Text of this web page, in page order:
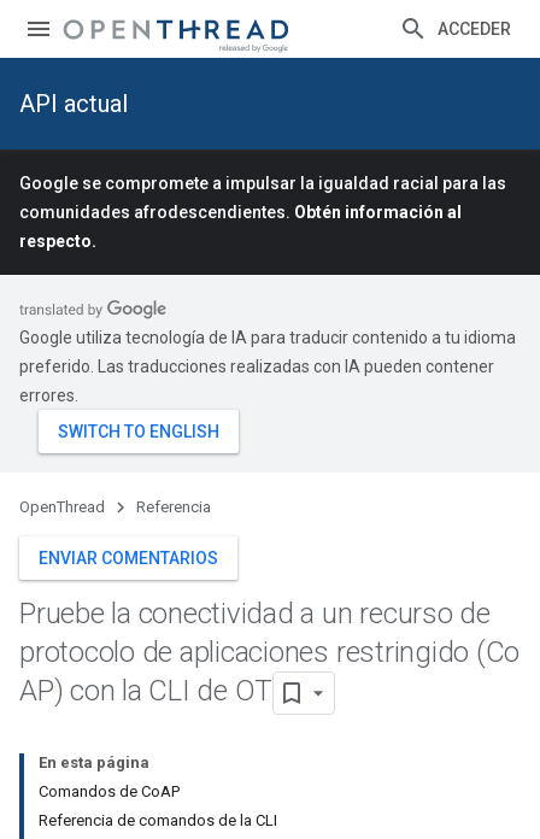
ACCEDER
API actual
Google se compromete a impulsar la igualdad racial para las
comunidades afrodescendientes. Obtén información al
respecto.
Google utiliza tecnología de IA para traducir contenido a tu idioma
preferido. Las traducciones realizadas con IA pueden contener
errores.
OpenThread Referencia
ENVIAR COMENTARIOS
Pruebe la conectividad a un recurso de
protocolo de aplicaciones restringido (Co
AP) con la CLI de OT
En esta página
Comandos de CoAP
Referencia de comandos de la CLI